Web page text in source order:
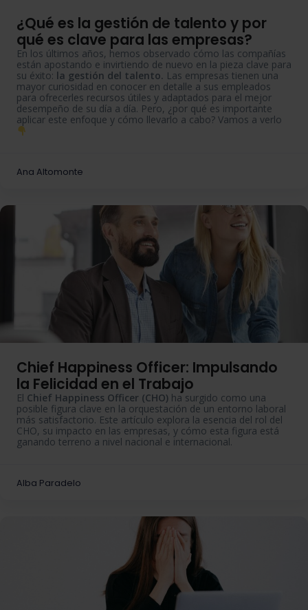
¿Qué es la gestión de talento y por
qué es clave para las empresas?
En los últimos años, hemos observado cómo las compañías
están apostando e invirtiendo de nuevo en la pieza clave para
su éxito: la gestión del talento. Las empresas tienen una
mayor curiosidad en conocer en detalle a sus empleados
para ofrecerles recursos útiles y adaptados para el mejor
desempeño de su día a día. Pero, ¿por qué es importante
aplicar este enfoque y cómo llevarlo a cabo? Vamos a verlo
Ana Altomonte
Chief Happiness Officer: Impulsando
la Felicidad en el Trabajo
El Chief Happiness Officer (CHO) ha surgido como una
posible figura clave en la orquestación de un entorno laboral
más satisfactorio. Este artículo explora la esencia del rol del
CHO, su impacto en las empresas, y cómo esta figura está
ganando terreno a nivel nacional e internacional.
Alba Paradelo